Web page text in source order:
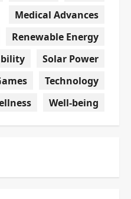
Medical Advances
Renewable Energy
Solar Power
Technology
Well-being